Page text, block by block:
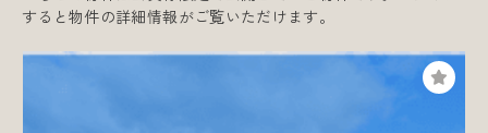
すると物件の詳細情報がご覧いただけます。